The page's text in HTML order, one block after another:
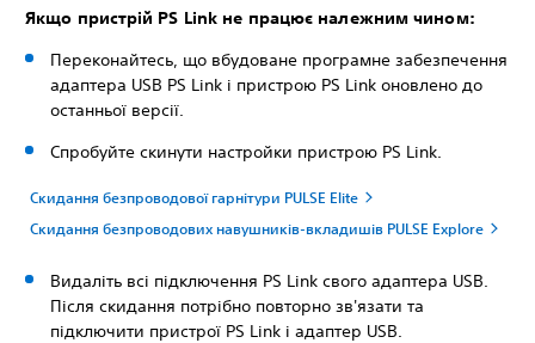
Якщо пристрій PS Link не працює належним чином:
Переконайтесь, що вбудоване програмне забезпечення
адаптера USB PS Link і пристрою PS Link оновлено до
останньої версії.
Спробуйте скинути настройки пристрою PS Link.
Скидання безпроводової гарнітури PULSE Elite
Скидання безпроводових навушників-вкладишів PULSE Explore
Видаліть всі підключення PS Link свого адаптера USB.
Після скидання потрібно повторно зв'язати та
підключити пристрої PS Link і адаптер USB.